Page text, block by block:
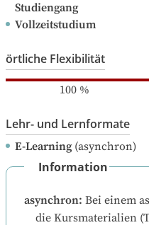
Studiengang
Vollzeitstudium
örtliche Flexibilität
100%
Lehr- und Lernformate
E-Learning(asynchron)
Information
asynchron: Bei einem
die Kursmaterialien